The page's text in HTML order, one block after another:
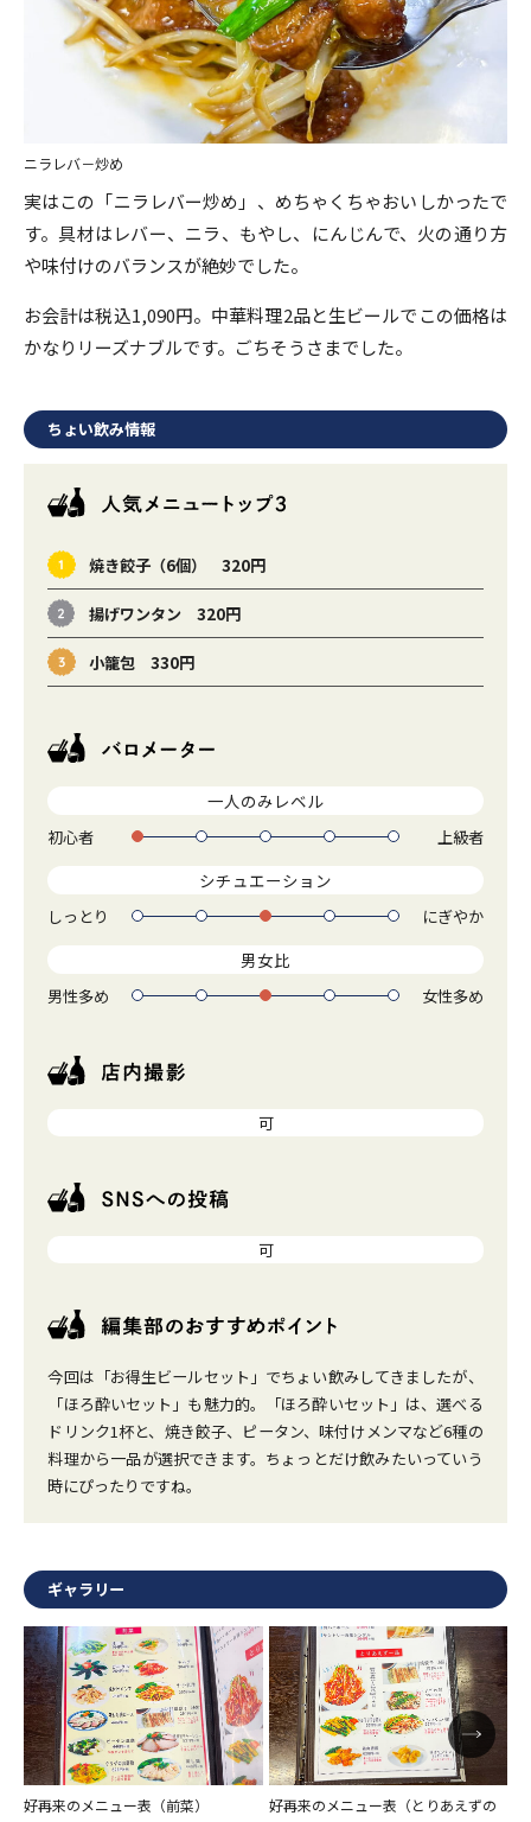
ニラレバ－炒め
実はこの「ニラレバー炒め」、めちゃくちゃおいしかったで
す。具材はレバー、ニラ、もやし、にんじんで、火の通り方
や味付けのバランスが絶妙でした。
お会計は税込1,090円。中華料理2品と生ビールでこの価格は
かなりリーズナブルです。ごちそうさまでした。
ちょい飲み情報
焼き餃子（6個） 320円
揚げワンタン 320円
小籠包 330円
一人のみレベル
初心者 1 2 上級者
シチュエーション
しっとり 1 2 にぎやか
男女比
男性多め 1 2 女性多め
可
可
今回は「お得生ビールセット」でちょい飲みしてきましたが、
「ほろ酔いセット」も魅力的。「ほろ酔いセット」は、選べる
ドリンク1杯と、焼き餃子、ピータン、味付けメンマなど6種の
料理から一品が選択できます。ちょっとだけ飲みたいっていう
時にぴったりですね。
ギャラリー
好再来のメニュー表（前菜）
好再来のメニュー表（とりあえずの